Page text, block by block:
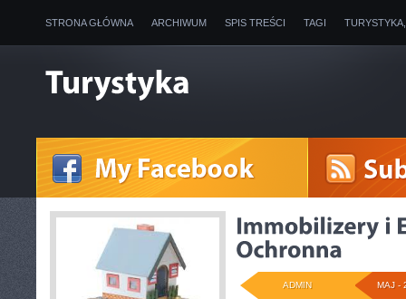
STRONA GŁÓWNA ARCHIWUM SPIS TREŚCI TAGI
MAJ -
ADMIN